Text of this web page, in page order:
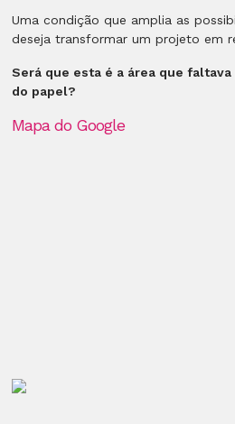
Uma condição que amplia as
deseja transformar um projeto em
Será que esta é a área que
do papel?
Mapa do Google